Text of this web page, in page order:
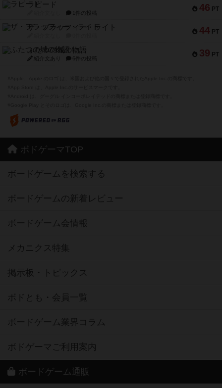
46 PT
ラピード
1件の投稿
44 PT
ザ・フラッフィー・ライト
39 PT
ふたつの城の物語
紹介文あり 6件の投稿
ボドゲーマTOP
ボードゲームを検索する
ボードゲームの新着レビュー
ボードゲーム会情報
メカニクス特集
掲示板・トピックス
ボドとも・会員一覧
ボードゲーム業界コラム
ボドゲーマご利用案内
ボードゲーム通販